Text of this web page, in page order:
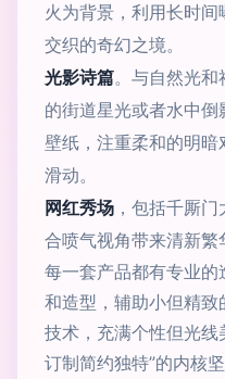
火为背景，利用长时
交织的奇幻之境。
光影诗篇。与自然光
的街道星光或者水中
壁纸，注重柔和的明
滑动。
网红秀场 ，包括千厮
合喷气视角带来清新繁
每一套产品都有专业
和造型，辅助小但精
技术，充满个性但光
订制简约独特”的内核